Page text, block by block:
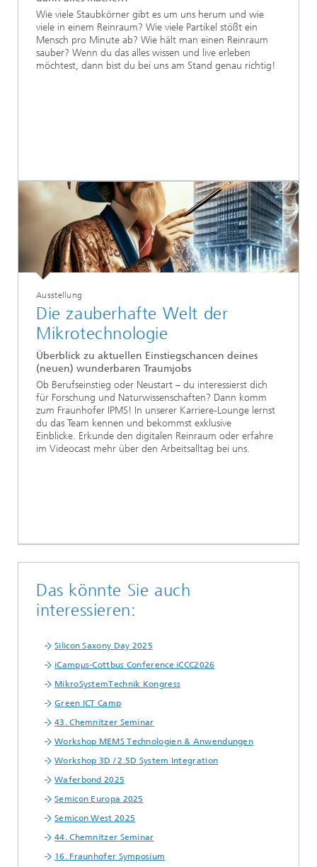
Wie viele Staubkörner gibt es um uns herum und wie
viele in einem Reinraum? Wie viele Partikel stößt ein
Mensch pro Minute ab? Wie hält man einen Reinraum
sauber? Wenn du das alles wissen und live erleben
möchtest, dann bist du bei uns am Stand genau richtig!
Ausstellung
Die zauberhafte Welt der
Mikrotechnologie
Überblick zu aktuellen Einstiegschancen deines
(neuen) wunderbaren Traumjobs
Ob Berufseinstieg oder Neustart – du interessierst dich
für Forschung und Naturwissenschaften? Dann komm
zum Fraunhofer IPMS! In unserer Karriere-Lounge lernst
du das Team kennen und bekommst exklusive
Einblicke. Erkunde den digitalen Reinraum oder erfahre
im Videocast mehr über den Arbeitsalltag bei uns.
Das könnte Sie auch
interessieren:
Silicon Saxony Day 2025
iCampµs-Cottbus Conference iCCC2026
MikroSystemTechnik Kongress
Green ICT Camp
43. Chemnitzer Seminar
Workshop MEMS Technologien & Anwendungen
Workshop 3D / 2.5D System Integration
Waferbond 2025
Semicon Europa 2025
Semicon West 2025
44. Chemnitzer Seminar
16. Fraunhofer Symposium